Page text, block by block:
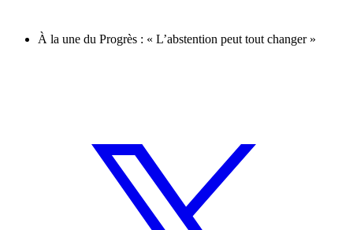
À la une du Progrès : « L’abstention peut tout changer »